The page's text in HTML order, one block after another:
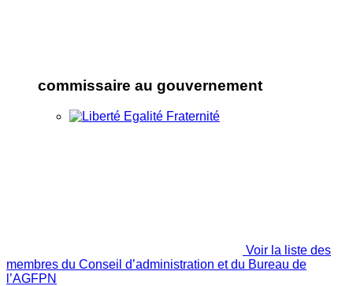
commissaire au gouvernement
Voir la liste des
membres du Conseil d’administration et du Bureau de
l’AGFPN